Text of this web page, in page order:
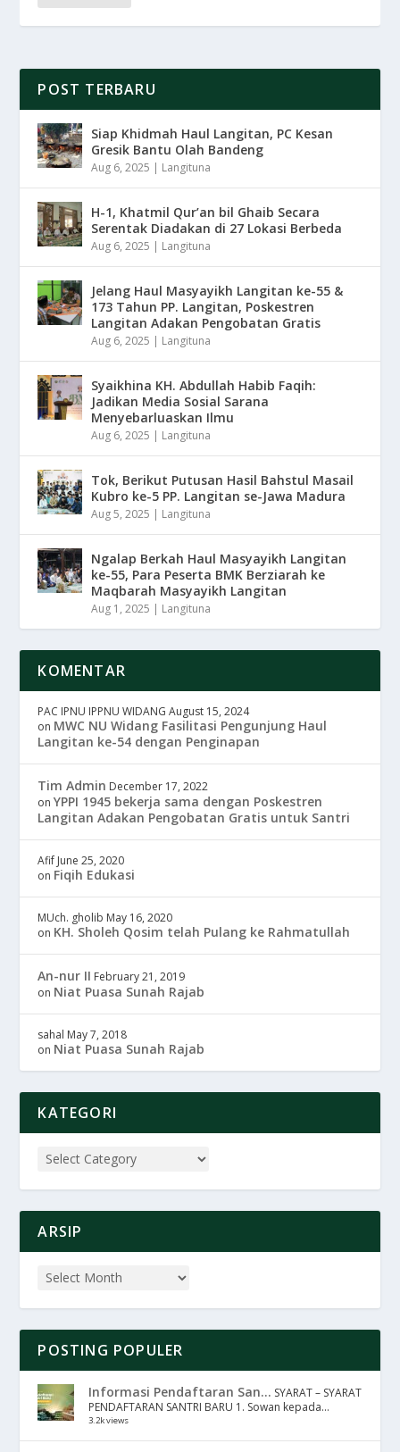
POST TERBARU
Siap Khidmah Haul Langitan, PC Kesan
Gresik Bantu Olah Bandeng
Aug 6, 2025 | Langituna
H-1, Khatmil Qur’an bil Ghaib Secara
Serentak Diadakan di 27 Lokasi Berbeda
Aug 6, 2025 | Langituna
Jelang Haul Masyayikh Langitan ke-55 &
173 Tahun PP. Langitan, Poskestren
Langitan Adakan Pengobatan Gratis
Aug 6, 2025 | Langituna
Syaikhina KH. Abdullah Habib Faqih:
Jadikan Media Sosial Sarana
Menyebarluaskan Ilmu
Aug 6, 2025 | Langituna
Tok, Berikut Putusan Hasil Bahstul Masail
Kubro ke-5 PP. Langitan se-Jawa Madura
Aug 5, 2025 | Langituna
Ngalap Berkah Haul Masyayikh Langitan
ke-55, Para Peserta BMK Berziarah ke
Maqbarah Masyayikh Langitan
Aug 1, 2025 | Langituna
KOMENTAR
PAC IPNU IPPNU WIDANG August 15, 2024
on MWC NU Widang Fasilitasi Pengunjung Haul
Langitan ke-54 dengan Penginapan
Tim Admin December 17, 2022
onYPPI 1945 bekerja sama dengan Poskestren
Langitan Adakan Pengobatan Gratis untuk Santri
Afif June 25, 2020
on Fiqih Edukasi
MUch. gholib May 16, 2020
on KH. Sholeh Qosim telah Pulang ke Rahmatullah
An-nur II February 21, 2019
on Niat Puasa Sunah Rajab
sahal May 7, 2018
on Niat Puasa Sunah Rajab
KATEGORI
ARSIP
POSTING POPULER
Informasi Pendaftaran San... SYARAT – SYARAT
PENDAFTARAN SANTRI BARU 1. Sowan kepada...
3.2k views